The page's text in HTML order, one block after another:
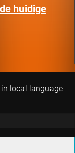
huidige
local language